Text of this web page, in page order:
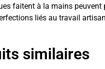
faitent à la mains peuvent
liés au travail
similaires